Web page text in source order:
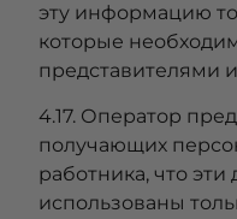
эту информацию
которые
представителями
4.17. Оператор
получающих
работника, что
использованы